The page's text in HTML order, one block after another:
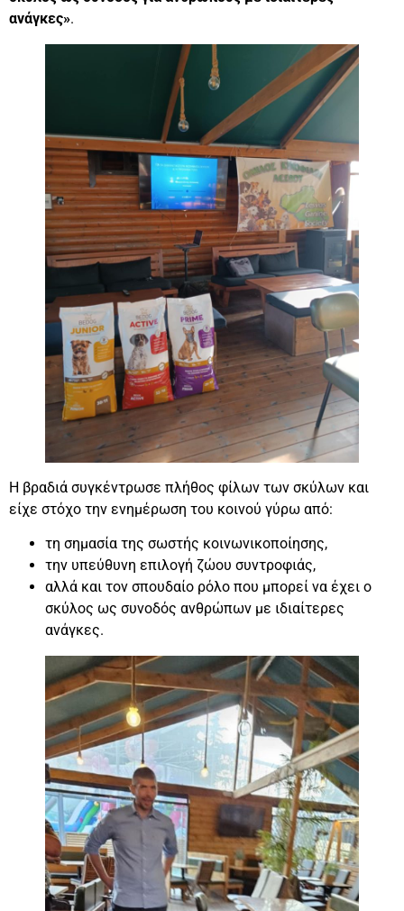
ανάγκες».
Η βραδιά συγκέντρωσε πλήθος φίλων των σκύλων και
είχε στόχο την ενημέρωση του κοινού γύρω από:
τη σημασία της σωστής κοινωνικοποίησης,
την υπεύθυνη επιλογή ζώου συντροφιάς,
αλλά και τον σπουδαίο ρόλο που μπορεί να έχει ο
σκύλος ως συνοδός ανθρώπων με ιδιαίτερες
ανάγκες.